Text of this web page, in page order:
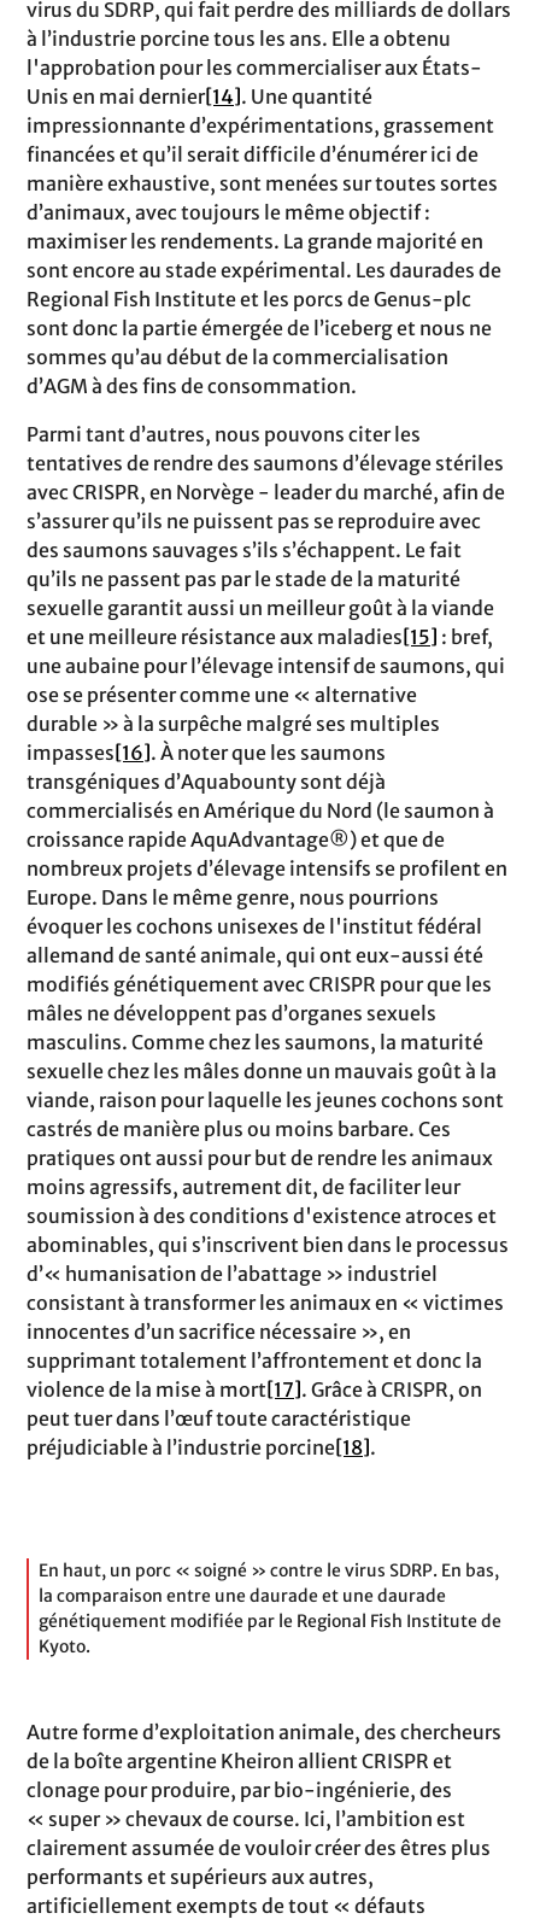
virus du SDRP, qui fait perdre des milliards de dollars
à l’industrie porcine tous les ans. Elle a obtenu
l'approbation pour les commercialiser aux États-
Unis en mai dernier[14]. Une quantité
impressionnante d’expérimentations, grassement
financées et qu’il serait difficile d’énumérer ici de
manière exhaustive, sont menées sur toutes sortes
d’animaux, avec toujours le même objectif :
maximiser les rendements. La grande majorité en
sont encore au stade expérimental. Les daurades de
Regional Fish Institute et les porcs de Genus-plc
sont donc la partie émergée de l’iceberg et nous ne
sommes qu’au début de la commercialisation
d’AGM à des fins de consommation.
Parmi tant d’autres, nous pouvons citer les
tentatives de rendre des saumons d’élevage stériles
avec CRISPR, en Norvège - leader du marché, afin de
s’assurer qu’ils ne puissent pas se reproduire avec
des saumons sauvages s’ils s’échappent. Le fait
qu’ils ne passent pas par le stade de la maturité
sexuelle garantit aussi un meilleur goût à la viande
et une meilleure résistance aux maladies[15] : bref,
une aubaine pour l’élevage intensif de saumons, qui
ose se présenter comme une « alternative
durable » à la surpêche malgré ses multiples
impasses[16]. À noter que les saumons
transgéniques d’Aquabounty sont déjà
commercialisés en Amérique du Nord (le saumon à
croissance rapide AquAdvantage®) et que de
nombreux projets d’élevage intensifs se profilent en
Europe. Dans le même genre, nous pourrions
évoquer les cochons unisexes de l'institut fédéral
allemand de santé animale, qui ont eux-aussi été
modifiés génétiquement avec CRISPR pour que les
mâles ne développent pas d’organes sexuels
masculins. Comme chez les saumons, la maturité
sexuelle chez les mâles donne un mauvais goût à la
viande, raison pour laquelle les jeunes cochons sont
castrés de manière plus ou moins barbare. Ces
pratiques ont aussi pour but de rendre les animaux
moins agressifs, autrement dit, de faciliter leur
soumission à des conditions d'existence atroces et
abominables, qui s’inscrivent bien dans le processus
d’« humanisation de l’abattage » industriel
consistant à transformer les animaux en « victimes
innocentes d’un sacrifice nécessaire », en
supprimant totalement l’affrontement et donc la
violence de la mise à mort[17]. Grâce à CRISPR, on
peut tuer dans l’œuf toute caractéristique
préjudiciable à l’industrie porcine[18].
En haut, un porc « soigné » contre le virus SDRP. En bas,
la comparaison entre une daurade et une daurade
génétiquement modifiée par le Regional Fish Institute de
Kyoto.
Autre forme d’exploitation animale, des chercheurs
de la boîte argentine Kheiron allient CRISPR et
clonage pour produire, par bio-ingénierie, des
« super » chevaux de course. Ici, l’ambition est
clairement assumée de vouloir créer des êtres plus
performants et supérieurs aux autres,
artificiellement exempts de tout « défauts